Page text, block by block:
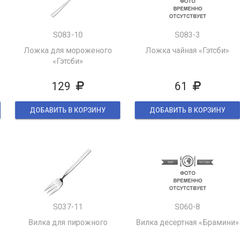
S083-10
Ложка для мороженого
«Гэтсби»
129
ДОБАВИТЬ В КОРЗИНУ
S083-3
Ложка чайная «Гэтсби»
61
ДОБАВИТЬ В КОРЗИНУ
S037-11
Вилка для пирожного
S060-8
Вилка десертная «Брамини»